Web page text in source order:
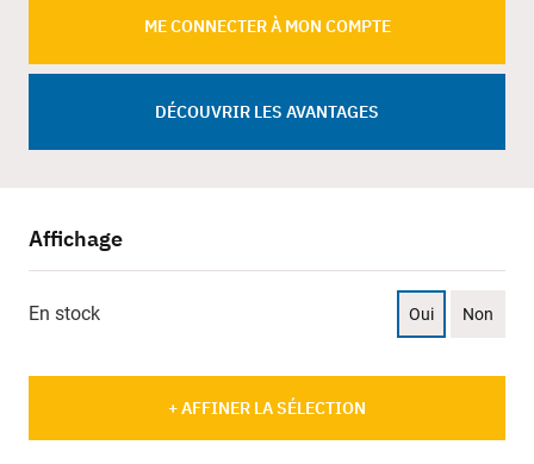
ME CONNECTER À MON COMPTE
DÉCOUVRIR LES AVANTAGES
Affichage
En stock Oui Non
+ AFFINER LA SÉLECTION